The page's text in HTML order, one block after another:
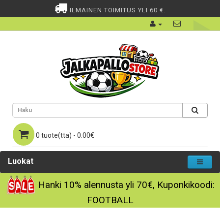
ILMAINEN TOIMITUS YLI 60 €.
0 tuote(tta) - 0.00€
Luokat
Hanki 10% alennusta yli 70€, Kuponkikoodi:
FOOTBALL